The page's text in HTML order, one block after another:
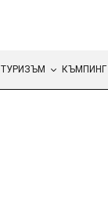
ТУРИЗЪМ КЪМПИНГ